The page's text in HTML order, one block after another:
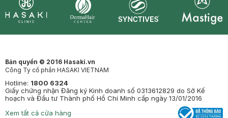
Bản quyền © 2016 Hasaki.vn
Công Ty cổ phần HASAKI VIETNAM
Hotline: 1800 6324
Giấy chứng nhận Đăng ký Kinh doanh số 0313612829 do Sở Kế
hoạch và Đầu tư Thành phố Hồ Chí Minh cấp ngày 13/01/2016
Xem tất cả cửa hàng